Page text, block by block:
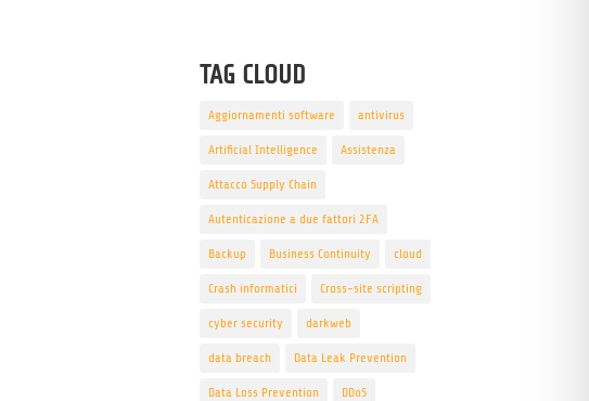
TAG CLOUD
Aggiornamenti software antivirus
Artificial Intelligence Assistenza
Attacco Supply Chain
Autenticazione a due fattori 2FA
Backup Business Continuity cloud
Crash informatici Cross-site scripting
cyber security darkweb
data breach Data Leak Prevention
Data Loss Prevention DDoS